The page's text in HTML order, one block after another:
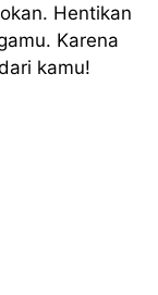
Hentikan
Karena
kamu!